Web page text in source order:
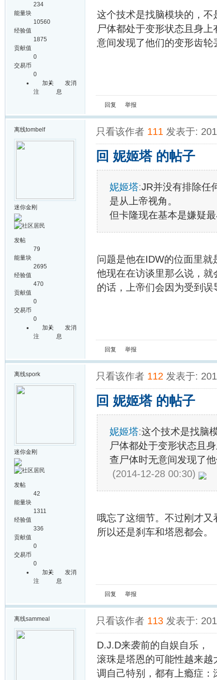
234
能量块
10560
经验值
1875
贡献值
0
交易币
0
加关
注
发消
息
这个技术是找脑模块的，不
尸体都处于变形状态且身
意间发现了他们的变形齿轮
回复 举报
离线tombelf
迷你金刚
发帖
79
能量块
2695
经验值
470
贡献值
0
交易币
0
加关
注
发消
息
只看该作者 111 发表于:
回 妮姬塔 的帖子
妮姬塔:JR并没有排除任
是从上帝视角。
但卡隆现在基本是嫌疑
问题是他在IDW的位面里
他现在在访谈里那么说，
的话，上帝们会因为受到
回复 举报
离线spork
迷你金刚
发帖
42
能量块
1311
经验值
336
贡献值
0
交易币
0
加关
注
发消
息
只看该作者 112 发表于:
回 妮姬塔 的帖子
妮姬塔:这个技术是找脑
尸体都处于变形状态且
查尸体时无意间发现了
(2014-12-28 00:30)
哦忘了这细节。不过刚才
所以还是刹车和塔恩都会。
回复 举报
离线sammeal 只看该作者 113 发表于:
D.J.D来袭前的自娱自乐，
滚珠是塔恩的可能性越来
调自己特别，都有上瘾症